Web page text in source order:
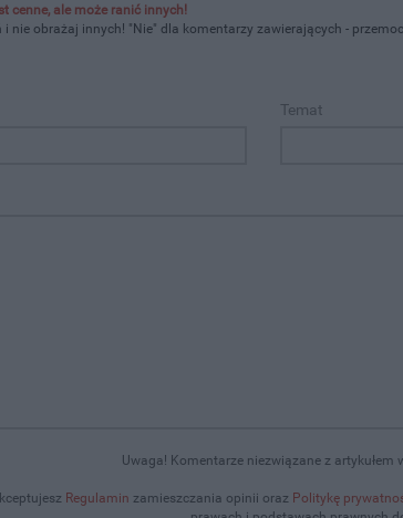
cenne, ale może ranić innych!
i nie obrażaj innych! "Nie" dla komentarzy zawierających -
Temat
Uwaga! Komentarze niezwiązane z
Regulamin zamieszczania opinii oraz Politykę